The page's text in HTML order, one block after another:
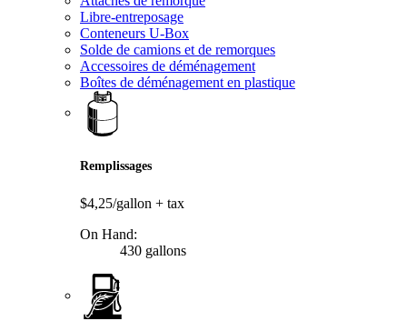
Libre-entreposage
Conteneurs U-Box
Solde de camions et de remorques
Accessoires de déménagement
Boîtes de déménagement en plastique
Remplissages
$4,25/gallon + tax
On Hand:
430 gallons